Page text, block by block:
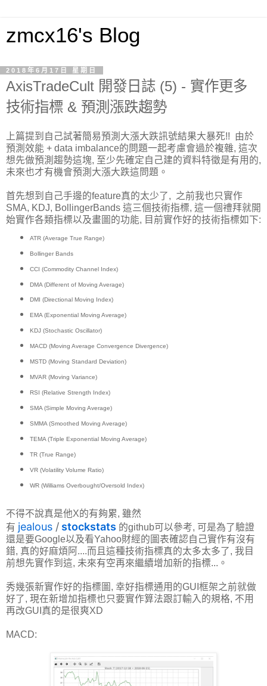
zmcx16's Blog
2018年6月17日 星期日
AxisTradeCult 開發日誌 (5) - 實作更多
技術指標 & 預測漲跌趨勢
上篇提到自己試著簡易預測大漲大跌訊號結果大暴死!! 由於
預測效能 + data imbalance的問題一起考慮會過於複雜, 這次
想先做預測趨勢這塊, 至少先確定自己建的資料特徵是有用的,
未來也才有機會預測大漲大跌這問題。
首先想到自己手邊的feature真的太少了, 之前我也只實作
SMA, KDJ, BollingerBands 這三個技術指標, 這一個禮拜就開
始實作各類指標以及畫圖的功能, 目前實作好的技術指標如下:
ATR (Average True Range)
Bollinger Bands
CCI (Commodity Channel Index)
DMA (Different of Moving Average)
DMI (Directional Moving Index)
EMA (Exponential Moving Average)
KDJ (Stochastic Oscillator)
MACD (Moving Average Convergence Divergence)
MSTD (Moving Standard Deviation)
MVAR (Moving Variance)
RSI (Relative Strength Index)
SMA (Simple Moving Average)
SMMA (Smoothed Moving Average)
TEMA (Triple Exponential Moving Average)
TR (True Range)
VR (Volatility Volume Ratio)
WR (Williams Overbought/Oversold Index)
不得不說真是他X的有夠累, 雖然
有 jealous / stockstats 的github可以參考, 可是為了驗證
還是要Google以及看Yahoo財經的圖表確認自己實作有沒有
錯, 真的好麻煩阿....而且這種技術指標真的太多太多了, 我目
前想先實作到這, 未來有空再來繼續增加新的指標...。
秀幾張新實作好的指標圖, 幸好指標通用的GUI框架之前就做
好了, 現在新增加指標也只要實作算法跟訂輸入的規格, 不用
再改GUI真的是很爽XD
MACD: